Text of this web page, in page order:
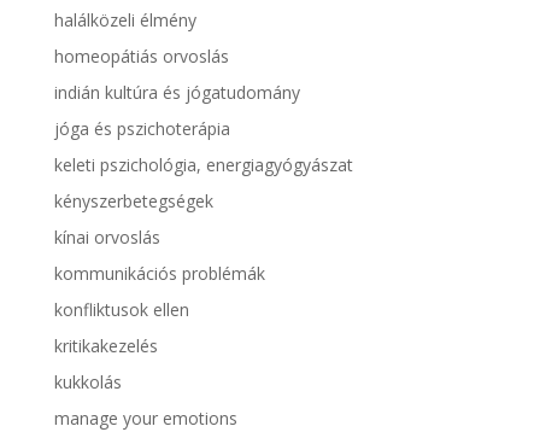
halálközeli élmény
homeopátiás orvoslás
indián kultúra és jógatudomány
jóga és pszichoterápia
keleti pszichológia, energiagyógyászat
kényszerbetegségek
kínai orvoslás
kommunikációs problémák
konfliktusok ellen
kritikakezelés
kukkolás
manage your emotions